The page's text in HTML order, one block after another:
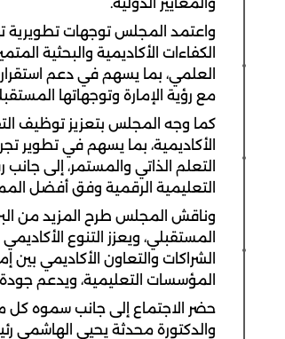
واعتمد المجلس توجهات تطويرية
الكفاءات الأكاديمية والبحثية
العلمي، بما يسهم في دعم استقرار
مع رؤية الإمارة وتوجهاتها
كما وجه المجلس بتعزيز توظيف
الأكاديمية، بما يسهم في تطوير
التعلم الذاتي والمستمر، إلى
التعليمية الرقمية وفق أفضل
وناقش المجلس طرح المزيد من
المستقبلي، ويعزز التنوع
الشراكات والتعاون الأكاديمي بين
المؤسسات التعليمية، ويدعم
حضر الاجتماع إلى جانب سموه كل
والدكتورة محدثة يحيى الهاشمي